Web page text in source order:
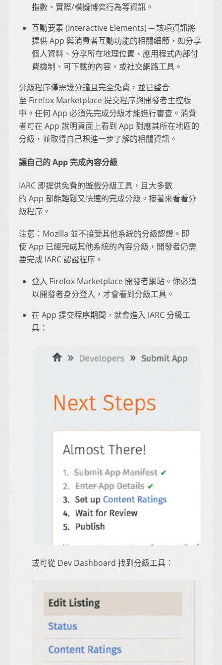
指數、實際/模擬博奕行為等資訊。
互動要素 (Interactive Elements) ─ 該項資訊將
提供 App 與消費者互動功能的相關細節，如分享
個人資料、分享所在地理位置、應用程式內部付
費機制、可下載的內容，或社交網路工具。
分級程序僅需幾分鐘且完全免費，並已整合
至 Firefox Marketplace 提交程序與開發者主控板
中。任何 App 必須先完成分級才能進行審查。消費
者可在 App 說明頁面上看到 App 對應其所在地區的
分級，並取得自己想進一步了解的相關資訊。
讓自己的 App 完成內容分級
IARC 即提供免費的遊戲分級工具，且大多數
的 App 都能輕鬆又快速的完成分級。接著來看看分
級程序。
注意：Mozilla 並不接受其他系統的分級認證。即
使 App 已經完成其他系統的內容分級，開發者仍需
要完成 IARC 認證程序。
登入 Firefox Marketplace 開發者網站。你必須
以開發者身分登入，才會看到分級工具。
在 App 提交程序期間，就會進入 IARC 分級工
具：
或可從 Dev Dashboard 找到分級工具：